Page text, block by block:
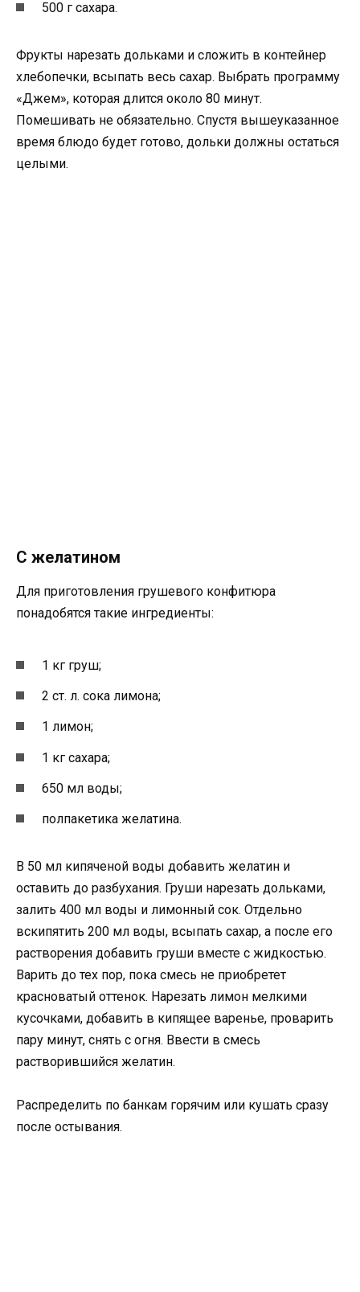
500 г сахара.
Фрукты нарезать дольками и сложить в контейнер
хлебопечки, всыпать весь сахар. Выбрать программу
«Джем», которая длится около 80 минут.
Помешивать не обязательно. Спустя вышеуказанное
время блюдо будет готово, дольки должны остаться
целыми.
С желатином
Для приготовления грушевого конфитюра
понадобятся такие ингредиенты:
1 кг груш;
2 ст. л. сока лимона;
1 лимон;
1 кг сахара;
650 мл воды;
полпакетика желатина.
В 50 мл кипяченой воды добавить желатин и
оставить до разбухания. Груши нарезать дольками,
залить 400 мл воды и лимонный сок. Отдельно
вскипятить 200 мл воды, всыпать сахар, а после его
растворения добавить груши вместе с жидкостью.
Варить до тех пор, пока смесь не приобретет
красноватый оттенок. Нарезать лимон мелкими
кусочками, добавить в кипящее варенье, проварить
пару минут, снять с огня. Ввести в смесь
растворившийся желатин.
Распределить по банкам горячим или кушать сразу
после остывания.